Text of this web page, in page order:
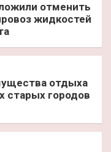
отменить
жидкостей
отдыха
старых городов